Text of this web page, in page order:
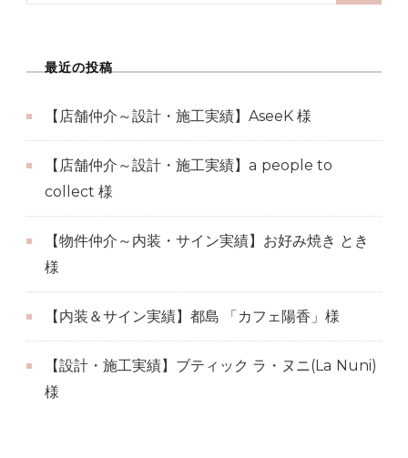
最近の投稿
【店舗仲介～設計・施工実績】AseeK 様
【店舗仲介～設計・施工実績】a people to
collect 様
【物件仲介～内装・サイン実績】お好み焼き とき
様
【内装＆サイン実績】都島 「カフェ陽香」様
【設計・施工実績】ブティック ラ・ヌニ(La Nuni)
様